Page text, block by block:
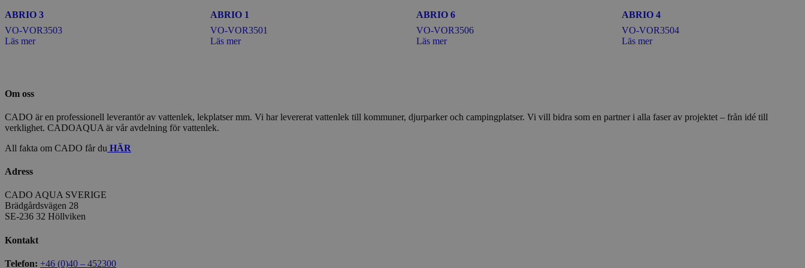
ABRIO 3
VO-VOR3503
Läs mer
ABRIO 1
VO-VOR3501
Läs mer
ABRIO 6
VO-VOR3506
Läs mer
ABRIO 4
VO-VOR3504
Läs mer
Om oss
CADO är en professionell leverantör av vattenlek, lekplatser mm. Vi har levererat vattenlek till kommuner, djurparker och campingplatser. Vi vill bidra som en partner i alla faser av projektet – från idé till
verklighet. CADOAQUA är vår avdelning för vattenlek.
All fakta om CADO får du HÄR
Adress
CADO AQUA SVERIGE
Brädgårdsvägen 28
SE-236 32 Höllviken
Kontakt
Telefon: +46 (0)40 – 452300